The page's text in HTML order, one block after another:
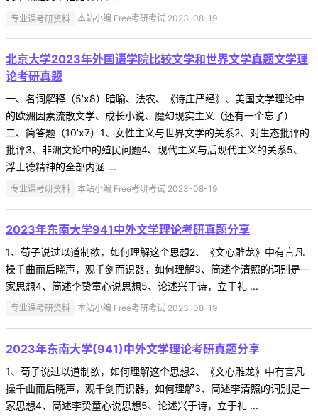
专业课考研资料 本站小编 Free考研考试 2023-08-19
北京大学2023年外国语学院比较文学和世界文学真题文学理
论考研真题
一、名词解释（5'x8）暗喻、法农、《诗庄严经》、美国文学理论中
的欧洲因素流散文学、成长小说、魔幻现实主义（还有一个忘了）
二、简答题（10'x7）1、女性主义与世界文学的关系2、对生态批评的
批评3、非洲文论中的殖民问题4、现代主义与后现代主义的关系5、
浮士德精神的全部内涵 ...
专业课考研资料 本站小编 Free考研考试 2023-08-19
2023年东南大学941中外文学理论考研真题分享
1、荀子说过以道制欲，如何理解这个思想2、《文心雕龙》中有言凡
操千曲而后晓声，观千剑而识器，如何理解3、简述李清照的词别是一
家思想4、简述李贽童心说思想5、论述兴于诗，立于礼 ...
专业课考研资料 本站小编 Free考研考试 2023-08-19
2023年东南大学(941)中外文学理论考研真题分享
1、荀子说过以道制欲，如何理解这个思想2、《文心雕龙》中有言凡
操千曲而后晓声，观千剑而识器，如何理解3、简述李清照的词别是一
家思想4、简述李贽童心说思想5、论述兴于诗，立于礼 ...